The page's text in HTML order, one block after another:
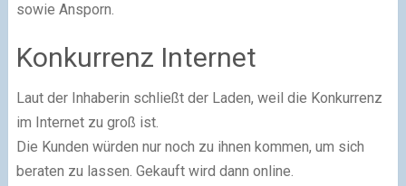
sowie Ansporn.
Konkurrenz Internet
Laut der Inhaberin schließt der Laden, weil die Konkurrenz
im Internet zu groß ist.
Die Kunden würden nur noch zu ihnen kommen, um sich
beraten zu lassen. Gekauft wird dann online.